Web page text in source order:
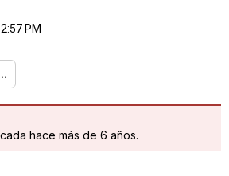
PM
hace más de 6 años.